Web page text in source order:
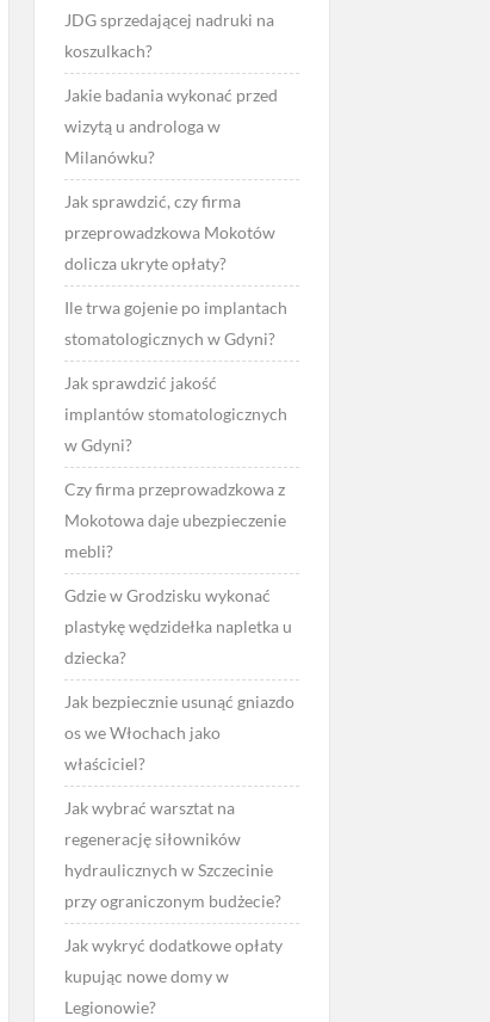
JDG sprzedającej nadruki na
koszulkach?
Jakie badania wykonać przed
wizytą u androloga w
Milanówku?
Jak sprawdzić, czy firma
przeprowadzkowa Mokotów
dolicza ukryte opłaty?
Ile trwa gojenie po implantach
stomatologicznych w Gdyni?
Jak sprawdzić jakość
implantów stomatologicznych
w Gdyni?
Czy firma przeprowadzkowa z
Mokotowa daje ubezpieczenie
mebli?
Gdzie w Grodzisku wykonać
plastykę wędzidełka napletka u
dziecka?
Jak bezpiecznie usunąć gniazdo
os we Włochach jako
właściciel?
Jak wybrać warsztat na
regenerację siłowników
hydraulicznych w Szczecinie
przy ograniczonym budżecie?
Jak wykryć dodatkowe opłaty
kupując nowe domy w
Legionowie?